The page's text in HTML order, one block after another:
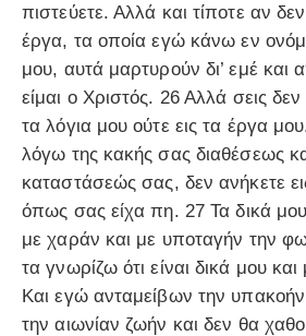
πιστεύετε. Αλλά και τίποτε αν
έργα, τα οποία εγώ κάνω εν
μου, αυτά μαρτυρούν δι’ εμέ και
είμαι ο Χριστός. 26 Αλλά σεις δεν
τα λόγια μου ούτε εις τα έργα
λόγω της κακής σας διαθέσεως
καταστάσεώς σας, δεν ανήκετε
όπως σας είχα πη. 27 Τα δικά
με χαράν και με υποταγήν την
τα γνωρίζω ότι είναι δικά μου
Και εγώ ανταμείβων την
την αιωνίαν ζωήν και δεν θα